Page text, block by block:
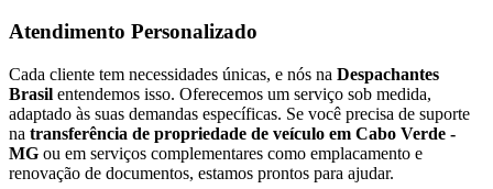
Atendimento Personalizado
Cada cliente tem necessidades únicas, e nós na Despachantes
Brasil entendemos isso. Oferecemos um serviço sob medida,
adaptado às suas demandas específicas. Se você precisa de suporte
na transferência de propriedade de veículo em Cabo Verde -
MG ou em serviços complementares como emplacamento e
renovação de documentos, estamos prontos para ajudar.